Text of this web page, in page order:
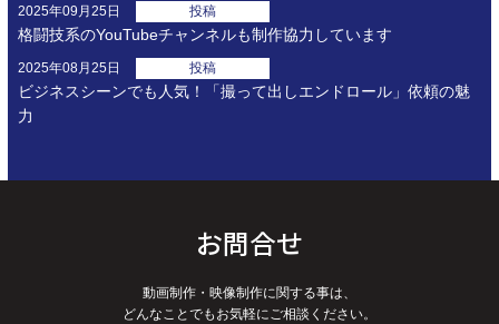
2025年09月25日 投稿
格闘技系のYouTubeチャンネルも制作協力しています
2025年08月25日 投稿
ビジネスシーンでも人気！「撮って出しエンドロール」依頼の魅
力
お問合せ
動画制作・映像制作に関する事は、
どんなことでもお気軽にご相談ください。